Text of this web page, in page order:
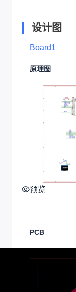
设计图
Board1
原理图
预览
PCB